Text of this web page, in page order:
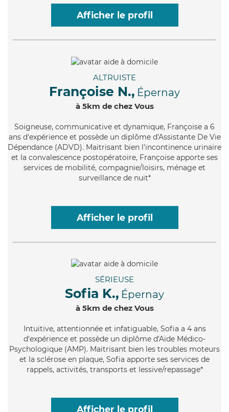
Afficher le profil
ALTRUISTE
Françoise N., Épernay
à 5km de chez Vous
Soigneuse, communicative et dynamique, Françoise a 6
ans d'expérience et possède un diplôme d'Assistante De Vie
Dépendance (ADVD). Maitrisant bien l'incontinence urinaire
et la convalescence postopératoire, Françoise apporte ses
services de mobilité, compagnie/loisirs, ménage et
surveillance de nuit*
Afficher le profil
SÉRIEUSE
Sofia K., Épernay
à 5km de chez Vous
Intuitive, attentionnée et infatiguable, Sofia a 4 ans
d'expérience et possède un diplôme d'Aide Médico-
Psychologique (AMP). Maitrisant bien les troubles moteurs
et la sclérose en plaque, Sofia apporte ses services de
rappels, activités, transports et lessive/repassage*
Afficher le profil